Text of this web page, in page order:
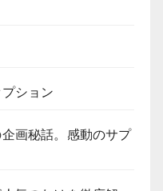
ション
画秘話。感動のサプ